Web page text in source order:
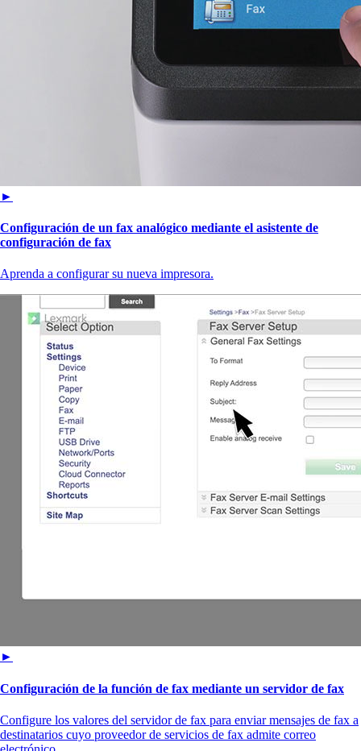
►
Configuración de un fax analógico mediante el asistente de
configuración de fax
Aprenda a configurar su nueva impresora.
►
Configuración de la función de fax mediante un servidor de fax
Configure los valores del servidor de fax para enviar mensajes de fax a
destinatarios cuyo proveedor de servicios de fax admite correo